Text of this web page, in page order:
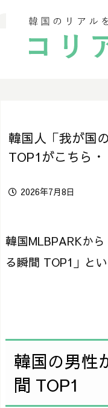
韓国人「我が国
TOP1がこちら・
2026年7月8日
韓国MLBPARKか
る瞬間 TOP1」と
韓国の男性
間 TOP1